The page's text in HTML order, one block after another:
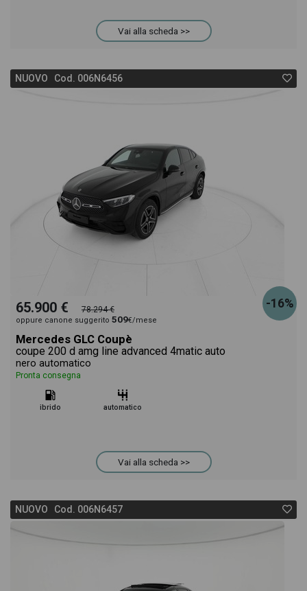
offerta e rata consigliata per l'acquisto del veicolo.
Vai alla scheda >>
NUOVO Cod. 006N6456
-16%
65.900 € 78.294 €
oppure canone suggerito 509€/mese
Mercedes GLC Coupè
coupe 200 d amg line advanced 4matic auto
nero automatico
Pronta consegna
ibrido automatico
Vai alla scheda >>
NUOVO Cod. 006N6457